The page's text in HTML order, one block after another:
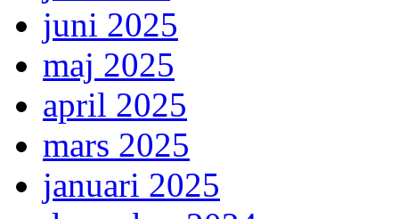
juni 2025
maj 2025
april 2025
mars 2025
januari 2025